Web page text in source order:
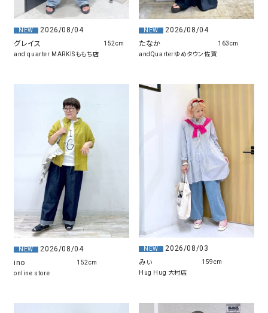
NEW
2026/08/04
グレイス
and quarter MARKISももち店
152cm
NEW
2026/08/04
たなか
andQuarterゆめタウン佐賀
163cm
NEW
2026/08/04
ino
online store
152cm
NEW
2026/08/03
みぃ
Hug Hug 大村店
159cm